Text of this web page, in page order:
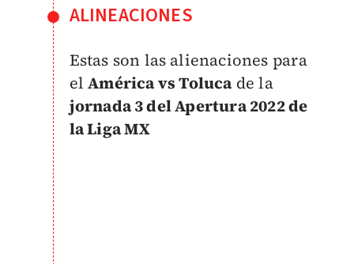
ALINEACIONES
Estas son las alienaciones para
elAmérica vs Tolucade la
jornada 3 del Apertura 2022 de
la Liga MX